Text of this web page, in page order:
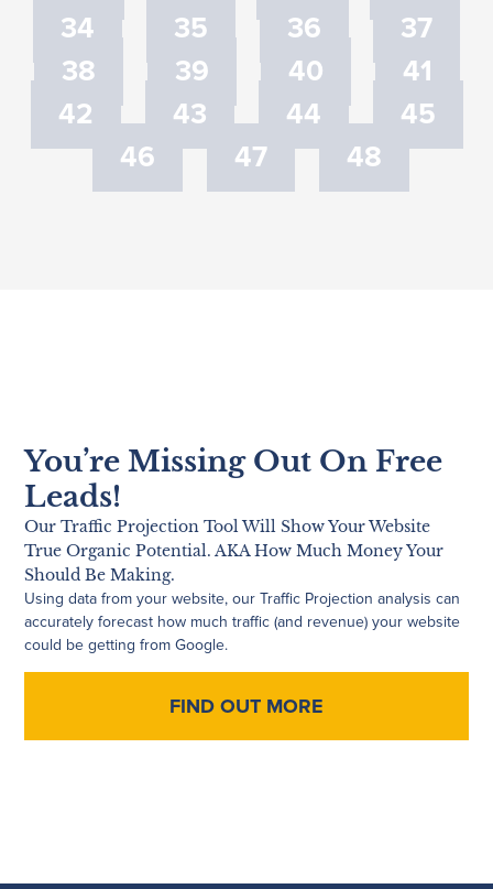
34
35 36
37
38
39 40
41
42
43 44
45
46
47 48
You’re Missing Out On Free
Leads!
Our Traffic Projection Tool Will Show Your Website
True Organic Potential. AKA How Much Money Your
Should Be Making.
Using data from your website, our Traffic Projection analysis can
accurately forecast how much traffic (and revenue) your website
could be getting from Google.
FIND OUT MORE